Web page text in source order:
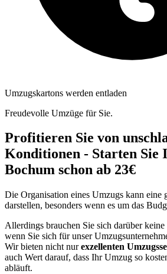
Umzugskartons werden entladen
Freudevolle Umzüge für Sie.
Profitieren Sie von
Konditionen - Starten Sie
Bochum schon ab 23€
Die Organisation eines Umzugs kann eine
darstellen, besonders wenn es um das
Allerdings brauchen Sie sich darüber
wenn Sie sich für unser
Wir bieten nicht nurexzellenten
auch Wert darauf, dass Ihr Umzug so
abläuft.